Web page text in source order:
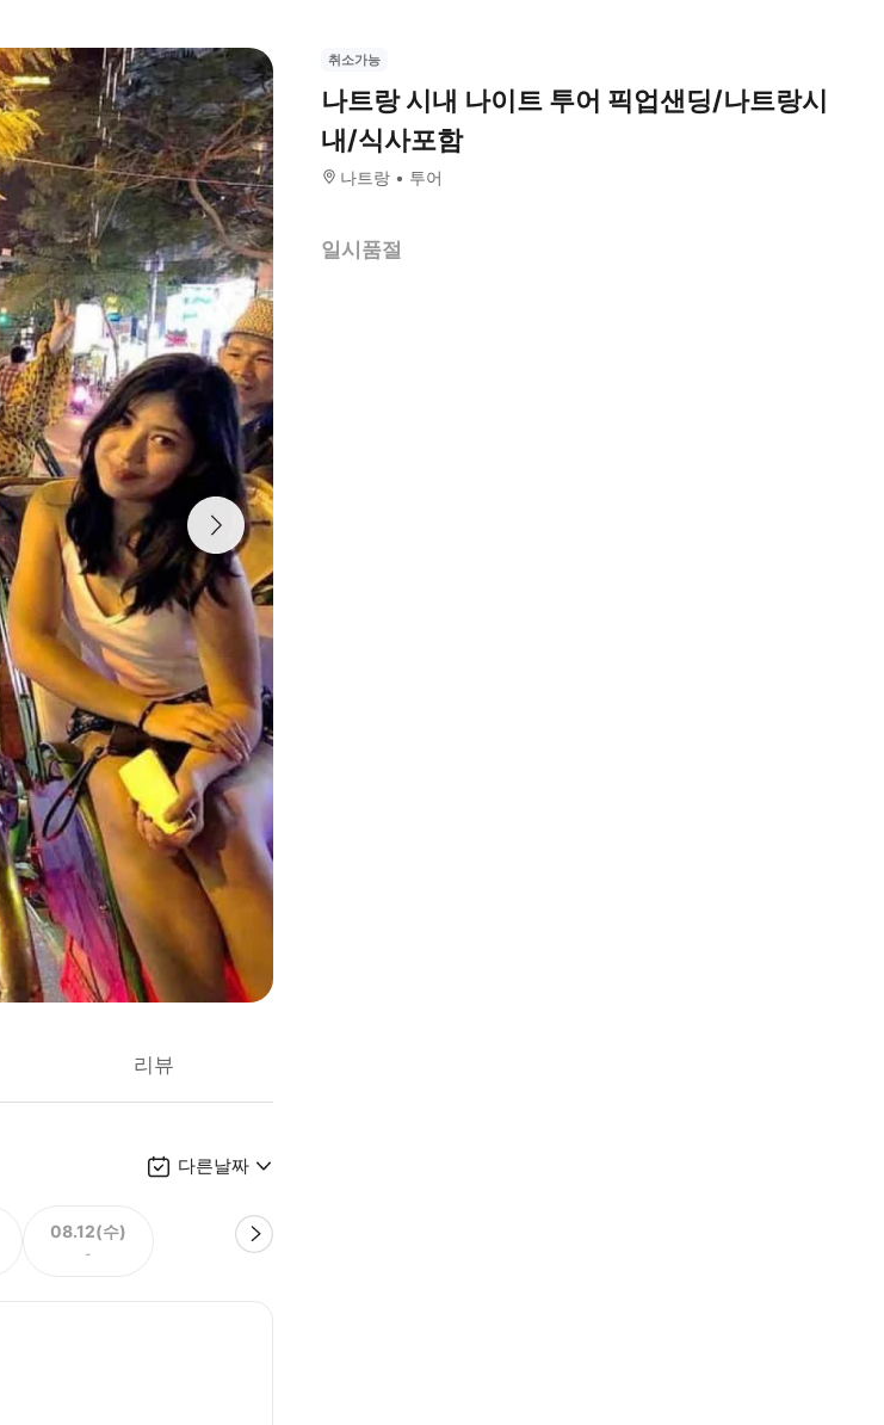
리뷰
다른날짜
08.12(수)
-
취소가능
나트랑 시내 나이트 투어 픽업샌딩/나트랑시
내/식사포함
나트랑 투어
일시품절